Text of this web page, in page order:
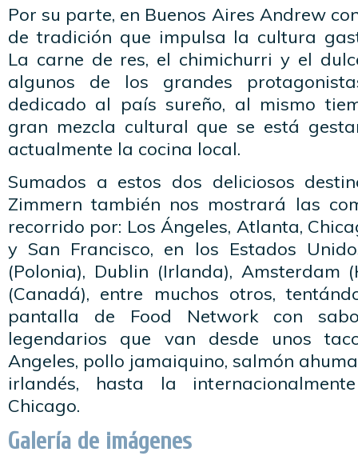
Por su parte, en Buenos Aires Andrew
de tradición que impulsa la cultura
La carne de res, el chimichurri y el
algunos de los grandes
dedicado al país sureño, al mismo
gran mezcla cultural que se está
actualmente la cocina local.
Sumados a estos dos deliciosos
Zimmern también nos mostrará las
recorrido por: Los Ángeles, Atlanta,
y San Francisco, en los Estados
(Polonia), Dublin (Irlanda), Amsterdam
(Canadá), entre muchos otros,
pantalla de Food Network con
legendarios que van desde unos
Angeles, pollo jamaiquino, salmón
irlandés, hasta la
Chicago.
Galería de imágenes